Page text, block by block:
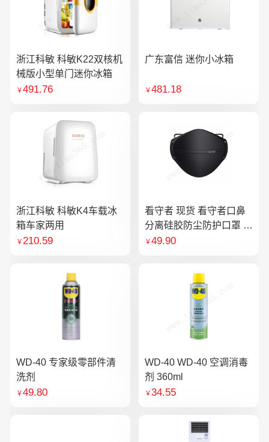
浙江科敏 科敏K22双核机
械版小型单门迷你冰箱
￥491.76
广东富信 迷你小冰箱
￥481.18
浙江科敏 科敏K4车载冰
箱车家两用
￥210.59
看守者 现货 看守者口鼻
分离硅胶防尘防护口罩 1
个口罩含10片滤芯
￥49.90
WD-40 专家级零部件清
洗剂
￥49.80
WD-40 WD-40 空调消毒
剂 360ml
￥34.55